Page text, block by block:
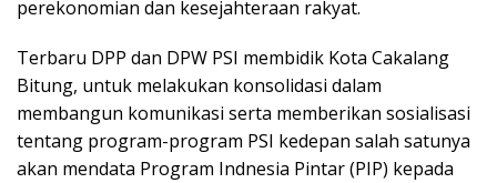
perekonomian dan kesejahteraan rakyat.
Terbaru DPP dan DPW PSI membidik Kota Cakalang
Bitung, untuk melakukan konsolidasi dalam
membangun komunikasi serta memberikan sosialisasi
tentang program-program PSI kedepan salah satunya
akan mendata Program Indnesia Pintar (PIP) kepada